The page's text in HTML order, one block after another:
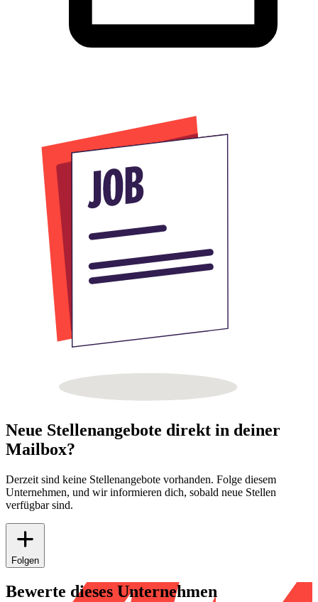
Neue Stellenangebote direkt in deiner
Mailbox?
Derzeit sind keine Stellenangebote vorhanden. Folge diesem
Unternehmen, und wir informieren dich, sobald neue Stellen
verfügbar sind.
Folgen
Bewerte dieses Unternehmen